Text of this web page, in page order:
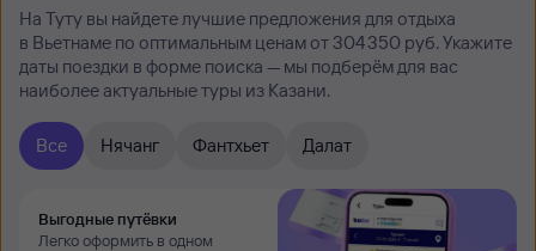
На Туту вы найдете лучшие предложения для отдыха
в Вьетнаме по оптимальным ценам от 304 ⁠350 руб. Укажите
даты поездки в форме поиска — мы подберём для вас
наиболее актуальные туры из Казани.
Все Нячанг Фантхьет Далат
Выгодные путёвки
Легко оформить в одном